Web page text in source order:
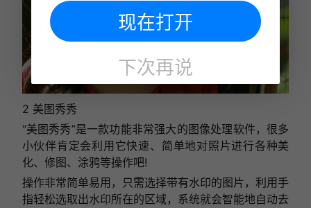
2 美图秀秀
“美图秀秀”是一款功能非常强大的图像处理软件，很多
小伙伴肯定会利用它快速、简单地对照片进行各种美
化、修图、涂鸦等操作吧!
操作非常简单易用，只需选择带有水印的图片，利用手
指轻松选取出水印所在的区域，系统就会智能地自动去
现在打开
下次再说